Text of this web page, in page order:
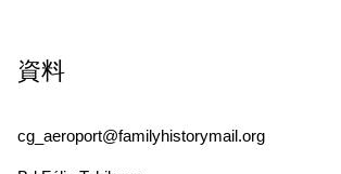
資料
cg_aeroport@familyhistorymail.org